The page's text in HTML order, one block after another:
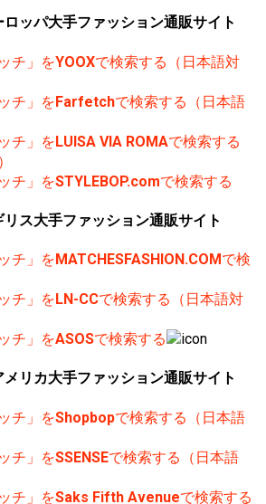
ロッパ大手ファッション通販サイト
チ」をYOOXで検索する（日本語対
チ」をFarfetchで検索する（日本語
チ」をLUISA VIA ROMAで検索する
チ」をSTYLEBOP.comで検索する
ス大手ファッション通販サイト
チ」を MATCHESFASHION.COM で検
チ」を LN-CCで検索する（日本語対
チ」をASOSで検索する
メリカ大手ファッション通販サイト
チ」をShopbopで検索する（日本語
チ」をSSENSEで検索する（日本語
チ」をSaks Fifth Avenueで検索する